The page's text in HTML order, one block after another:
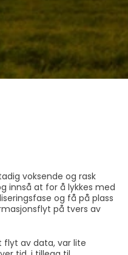
voksende og rask
innså at for å lykkes med
og få på plass
på tvers av
flyt av data, var lite